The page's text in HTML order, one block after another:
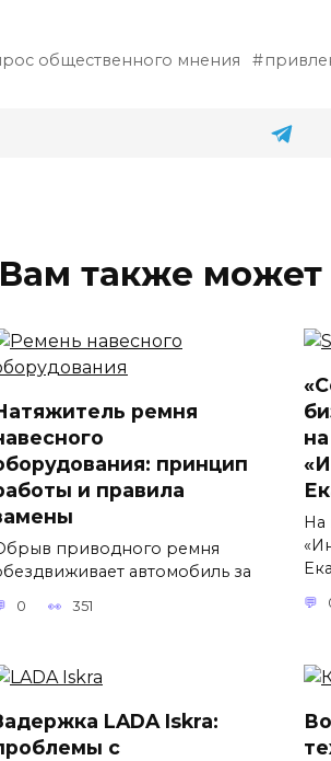
общественного мнения
Вам также может
ремня
принцип
и правила
приводного ремня
автомобиль за
0 351
На
LADA Iskra:
с